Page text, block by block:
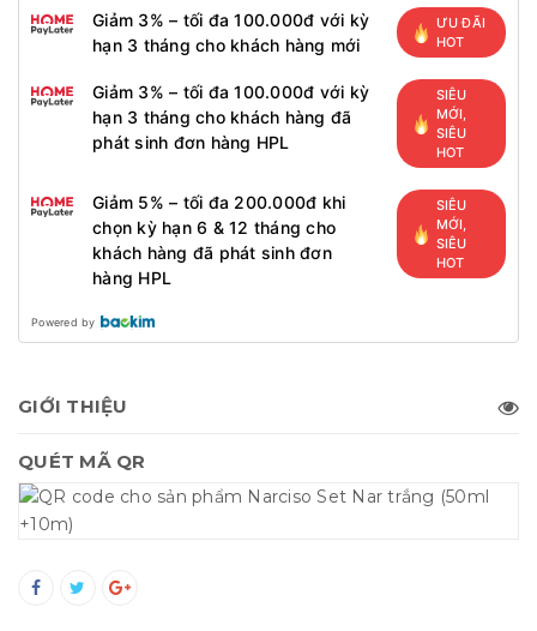
Giảm 3% – tối đa 100.000đ với kỳ
hạn 3 tháng cho khách hàng mới
ƯU ĐÃI
HOT
Giảm 3% – tối đa 100.000đ với kỳ
hạn 3 tháng cho khách hàng đã
phát sinh đơn hàng HPL
SIÊU
MỚI,
SIÊU
HOT
Giảm 5% – tối đa 200.000đ khi
chọn kỳ hạn 6 & 12 tháng cho
khách hàng đã phát sinh đơn
hàng HPL
SIÊU
MỚI,
SIÊU
HOT
Powered by
GIỚI THIỆU
QUÉT MÃ QR